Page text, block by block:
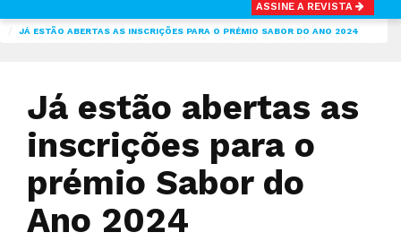
ASSINE A REVISTA
JÁ ESTÃO ABERTAS AS INSCRIÇÕES PARA O PRÉMIO SABOR DO ANO 2024
Já estão abertas as
inscrições para o
prémio Sabor do
Ano 2024